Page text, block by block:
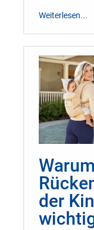
Weiterlesen...
Warum
der